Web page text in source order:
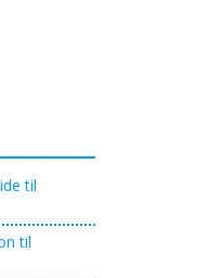
til
til